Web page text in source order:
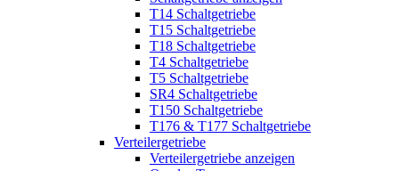
T14 Schaltgetriebe
T15 Schaltgetriebe
T18 Schaltgetriebe
T4 Schaltgetriebe
T5 Schaltgetriebe
SR4 Schaltgetriebe
T150 Schaltgetriebe
T176 & T177 Schaltgetriebe
Verteilergetriebe
Verteilergetriebe anzeigen